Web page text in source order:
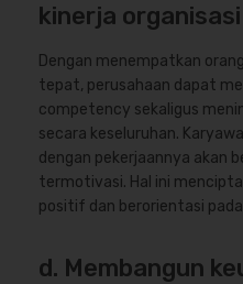
kinerja organisasi
Dengan menempatkan
tepat, perusahaan dapat
competency sekaligus
secara keseluruhan.
dengan pekerjaannya akan
termotivasi. Hal ini
positif dan berorientasi pada
d. Membangun